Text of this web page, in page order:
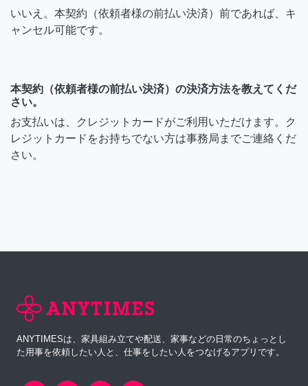
いいえ。本契約（依頼者様の前払い決済）前であれば、キ
ャンセル可能です。
本契約（依頼者様の前払い決済）の決済方法を教えてくだ
さい。
お支払いは、クレジットカードがご利用いただけます。ク
レジットカードをお持ちでない方は事務局までご連絡くだ
さい。
ANYTIMESは、家具組み立てや配送、家事などの日常のちょっとし
た用事を依頼したい人と、仕事をしたい人をつなげるアプリです。